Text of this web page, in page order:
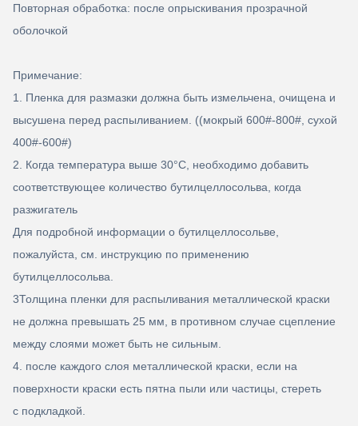
Повторная обработка: после опрыскивания прозрачной
оболочкой
Примечание:
1. Пленка для размазки должна быть измельчена, очищена и
высушена перед распыливанием. ((мокрый 600#-800#, сухой
400#-600#)
2. Когда температура выше 30°C, необходимо добавить
соответствующее количество бутилцеллосольва, когда
разжигатель
Для подробной информации о бутилцеллосольве,
пожалуйста, см. инструкцию по применению
бутилцеллосольва.
3Толщина пленки для распыливания металлической краски
не должна превышать 25 мм, в противном случае сцепление
между слоями может быть не сильным.
4. после каждого слоя металлической краски, если на
поверхности краски есть пятна пыли или частицы, стереть
с подкладкой.